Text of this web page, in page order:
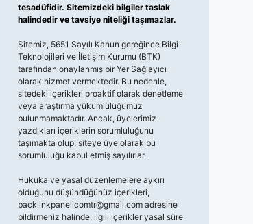
tesadüfidir. Sitemizdeki bilgiler taslak
halindedir ve tavsiye niteliği taşımazlar.
Sitemiz, 5651 Sayılı Kanun gereğince Bilgi
Teknolojileri ve İletişim Kurumu (BTK)
tarafından onaylanmış bir Yer Sağlayıcı
olarak hizmet vermektedir. Bu nedenle,
sitedeki içerikleri proaktif olarak denetleme
veya araştırma yükümlülüğümüz
bulunmamaktadır. Ancak, üyelerimiz
yazdıkları içeriklerin sorumluluğunu
taşımakta olup, siteye üye olarak bu
sorumluluğu kabul etmiş sayılırlar.
Hukuka ve yasal düzenlemelere aykırı
olduğunu düşündüğünüz içerikleri,
backlinkpanelicomtr@gmail.comadresine
bildirmeniz halinde, ilgili içerikler yasal süre